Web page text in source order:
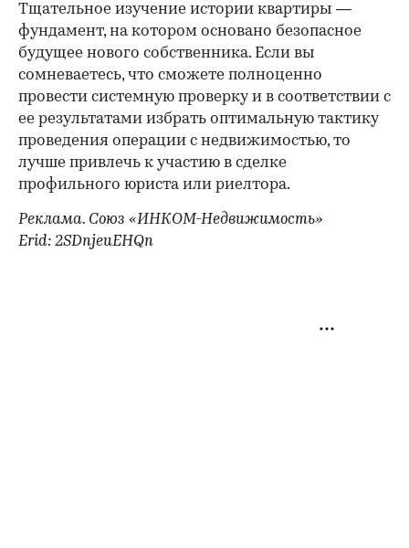
Тщательное изучение истории квартиры —
фундамент, на котором основано безопасное
будущее нового собственника. Если вы
сомневаетесь, что сможете полноценно
провести системную проверку и в соответствии с
ее результатами избрать оптимальную тактику
проведения операции с недвижимостью, то
лучше привлечь к участию в сделке
профильного юриста или риелтора.
Реклама. Союз «ИНКОМ-Недвижимость»
Erid: 2SDnjeuEHQn